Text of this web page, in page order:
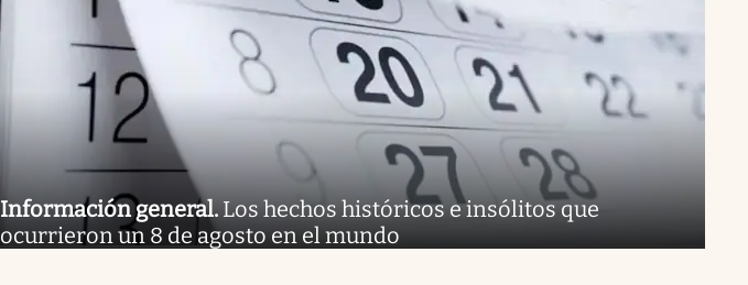
Información general. Los hechos históricos e insólitos que
ocurrieron un 8 de agosto en el mundo